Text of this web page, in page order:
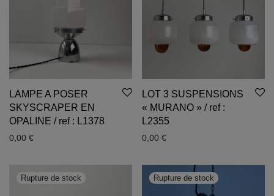
LAMPE A POSER
SKYSCRAPER EN
OPALINE / ref : L1378
0,00 €
LOT 3 SUSPENSIONS
« MURANO » / ref :
L2355
0,00 €